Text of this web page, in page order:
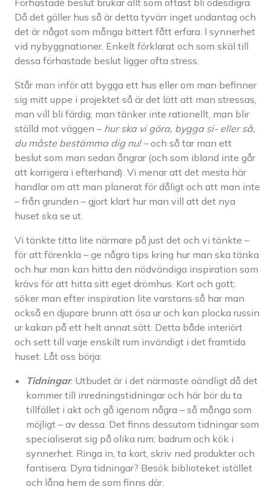
Förhastade beslut brukar allt som oftast bli ödesdigra.
Då det gäller hus så är detta tyvärr inget undantag och
det är något som många bittert fått erfara. I synnerhet
vid nybyggnationer. Enkelt förklarat och som skäl till
dessa förhastade beslut ligger ofta stress.
Står man inför att bygga ett hus eller om man befinner
sig mitt uppe i projektet så är det lätt att man stressas,
man vill bli färdig, man tänker inte rationellt, man blir
ställd mot väggen – hur ska vi göra, bygga si- eller så,
du måste bestämma dig nu! –och så tar man ett
beslut som man sedan ångrar (och som ibland inte går
att korrigera i efterhand). Vi menar att det mesta här
handlar om att man planerat för dåligt och att man inte
– från grunden – gjort klart hur man vill att det nya
huset ska se ut.
Vi tänkte titta lite närmare på just det och vi tänkte –
för att förenkla – ge några tips kring hur man ska tänka
och hur man kan hitta den nödvändiga inspiration som
krävs för att hitta sitt eget drömhus. Kort och gott;
söker man efter inspiration lite varstans så har man
också en djupare brunn att ösa ur och kan plocka russin
ur kakan på ett helt annat sätt. Detta både interiört
och sett till varje enskilt rum invändigt i det framtida
huset. Låt oss börja:
Tidningar. Utbudet är i det närmaste oändligt då det
kommer till inredningstidningar och här bör du ta
tillfället i akt och gå igenom några – så många som
möjligt – av dessa. Det finns dessutom tidningar som
specialiserat sig på olika rum; badrum och kök i
synnerhet. Ringa in, ta kort, skriv ned produkter och
fantisera. Dyra tidningar? Besök biblioteket istället
och låna hem de som finns där.